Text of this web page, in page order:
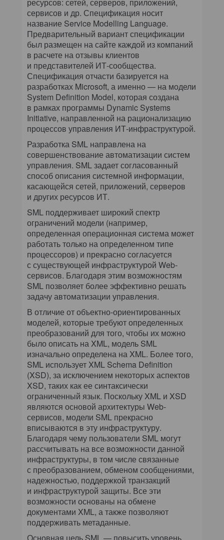
сервисов и др. Спецификация носит
название Service Modelling Language.
Предварительный вариант спецификации
был размещен на сайте каждой из компаний
в расчете на отзывы клиентов
и представителей ИТ-сообщества.
Спецификация отчасти базируется на
разработках Microsoft, а именно — на модели
System Definition Model, которая создана
в рамках программы Dynamic Systems
Initiative, направленной на рационализацию
процессов управления ИТ-инфраструктурой.
Разработка SML направлена на
совершенствование автоматизации систем
управления. SML задает согласованный
способ описания системной информации,
касающейся сетей, приложений, серверов
и других ресурсов ИТ.
SML поддерживает широкий спектр
ограничений модели (например,
определенная операционная система может
работать только на определенном типе
процессоров) и прекрасно согласуется
с существующей инфраструктурой Web-
сервисов. Благодаря этим возможностям
SML позволяет более эффективно решать
задачу автоматизации управления.
В отличие от объектно-ориентированных
моделей, которые требуют определенных
преобразований для того, чтобы их можно
было описать на XML, модель SML
изначально определена на XML. Более того,
SML использует XML Schema Definition
(XSD), за исключением некоторых аспектов
XSD, таких как ее синтаксически
ограниченный язык. Поскольку XML и XSD
являются основой архитектуры Web-
сервисов, модели SML прекрасно
вписываются в эту инфраструктуру.
Благодаря чему пользователи SML могут
рассчитывать на все возможности данной
инфраструктуры, в том числе связанные
с преобразованием, обменом сообщениями,
надежностью, поддержкой транзакций
и инфраструктурой защиты. Все эти
возможности основаны на обмене
документами XML, а также позволяют
поддерживать метаданные.